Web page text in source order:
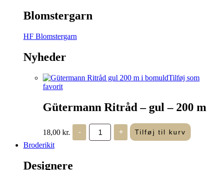
Blomstergarn
HF Blomstergarn
Nyheder
Tilføj som
favorit
Gütermann Ritråd – gul – 200 m
18,00 kr. -
Gütermann
Ritråd
-
+ Tilføj til kurv
Broderikit
Designere